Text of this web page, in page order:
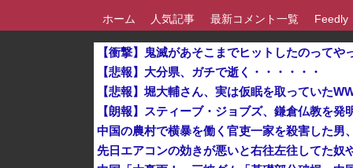
ホーム 人気記事 最新コメント一覧 Feedly
【悲報】大分県、ガチで逝く・・・・・・
【朗報】スティーブ・ジョブズ、鎌倉仏教を発
先日エアコンの効きが悪いと右往左往してた奴